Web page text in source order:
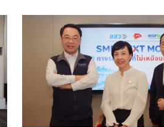
ระบบกว่า 25,000 ล้านบาท เปิดทาง ธ.ก.